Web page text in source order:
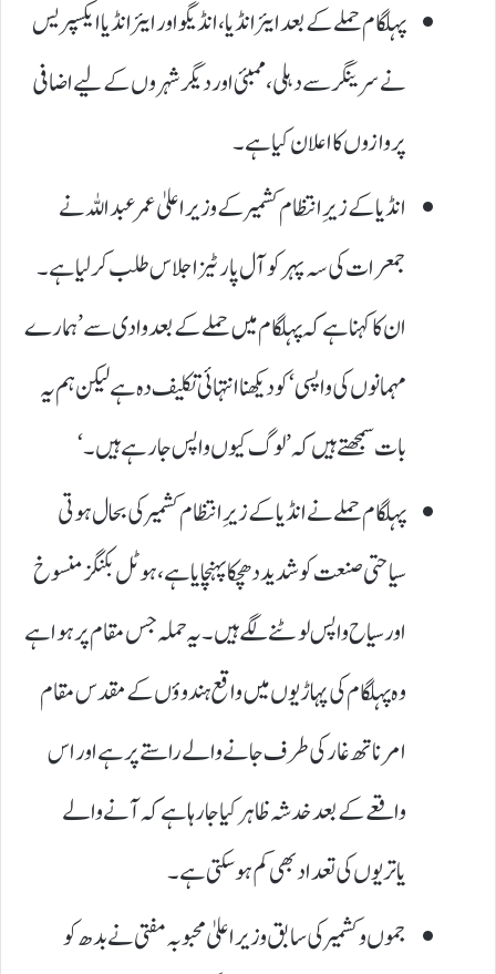
پہلگام حملے کے بعد ایئر انڈیا، انڈیگو اور ایئر انڈیا ایکسپریس
نے سرینگر سے دہلی، ممبئی اور دیگر شہروں کے لیے اضافی
پروازوں کا اعلان کیا ہے۔
انڈیا کے زیرِ انتظام کشمیر کے وزیر اعلیٰ عمر عبداللہ نے
جمعرات کی سہ پہر کو آل پارٹیز اجلاس طلب کر لیا ہے۔
ان کا کہنا ہے کہ پہلگام میں حملے کے بعد وادی سے ’ہمارے
مہمانوں کی واپسی‘ کو دیکھنا انتہائی تکلیف دہ ہے لیکن ہم یہ
بات سمجھتے ہیں کہ ’لوگ کیوں واپس جا رہے ہیں۔‘
پہلگام حملے نے انڈیا کے زیرِ انتظام کشمیر کی بحال ہوتی
سیاحتی صنعت کو شدید دھچکا پہنچایا ہے، ہوٹل بکنگز منسوخ
اور سیاح واپس لوٹنے لگے ہیں۔ یہ حملہ جس مقام پر ہوا ہے
وہ پہلگام کی پہاڑیوں میں واقع ہندوؤں کے مقدس مقام
امرناتھ غار کی طرف جانے والے راستے پر ہے اور اس
واقعے کے بعد خدشہ ظاہر کیا جا رہا ہے کہ آنے والے
یاتریوں کی تعداد بھی کم ہو سکتی ہے۔
جموں و کشمیر کی سابق وزیر اعلیٰ محبوبہ مفتی نے بدھ کو